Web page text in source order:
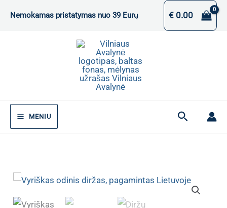
Nemokamas pristatymas nuo 39 Eurų €0.00
MENIU Paieška